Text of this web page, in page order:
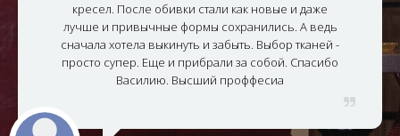
кресел. После обивки стали как новые и даже
лучше и привычные формы сохранились. А ведь
сначала хотела выкинуть и забыть. Выбор тканей -
просто супер. Еще и прибрали за собой. Спасибо
Василию. Высший проффесиа